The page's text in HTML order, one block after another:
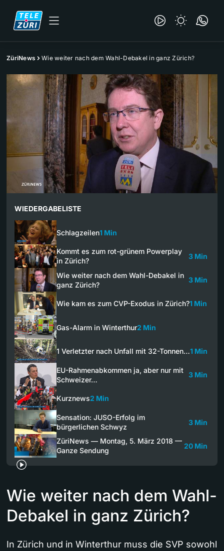
ZüriNews Wie weiter nach dem Wahl-Debakel in ganz Zürich?
WIEDERGABELISTE
Schlagzeilen1 Min
Kommt es zum rot-grünem Powerplay
in Zürich?
3 Min
Wie weiter nach dem Wahl-Debakel in
ganz Zürich?
3 Min
Wie kam es zum CVP-Exodus in Zürich?1 Min
Gas-Alarm in Winterthur2 Min
1 Verletzter nach Unfall mit 32-Tonnen…1 Min
EU-Rahmenabkommen ja, aber nur mit
Schweizer…
3 Min
Kurznews2 Min
Sensation: JUSO-Erfolg im
bürgerlichen Schwyz
3 Min
ZüriNews — Montag, 5. März 2018 —
Ganze Sendung
20 Min
Wie weiter nach dem Wahl-
Debakel in ganz Zürich?
In Zürich und in Winterthur muss die SVP sowohl